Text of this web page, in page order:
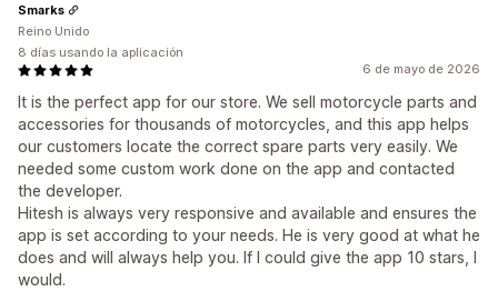
6 de mayo de 2026
It is the perfect app for our store. We sell motorcycle parts and
accessories for thousands of motorcycles, and this app helps
our customers locate the correct spare parts very easily. We
needed some custom work done on the app and contacted
the developer.
Hitesh is always very responsive and available and ensures the
app is set according to your needs. He is very good at what he
does and will always help you. If I could give the app 10 stars, I
would.
Smarks
Reino Unido
8 días usando la aplicación